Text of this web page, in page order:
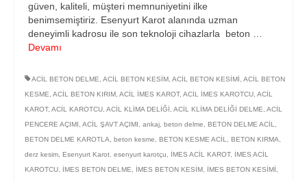
güven, kaliteli, müşteri memnuniyetini ilke
benimsemiştiriz. Esenyurt Karot alanında uzman
deneyimli kadrosu ile son teknoloji cihazlarla beton …
Devamı
ACİL BETON DELME ACİL BETON KESİM ACİL BETON KESİMİ ACİL BETON
KESME ACİL BETON KIRIM ACİL İMES KAROT, ACİL İMES KAROTCU ACİL
KAROT, ACİL KAROTCU ACİL KLİMA DELİĞİ ACİL KLİMA DELİĞİ DELME ACİL
PENCERE AÇIMI ACİL ŞAVT AÇIMI ankaj beton delme BETON DELME ACİL
BETON DELME KAROTLA
beton kesme BETON KESME ACİL BETON KIRMA
derz kesim Esenyurt Karot. esenyurt karotçu İMES ACİL KAROT, İMES ACİL
KAROTCU
İMES BETON DELME İMES BETON KESİM İMES BETON KESİMİ